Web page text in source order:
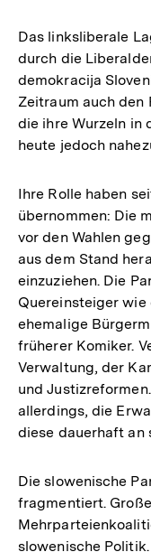
Das linksliberale
durch die
demokracija
Zeitraum auch den
die ihre Wurzeln in
heute jedoch
Ihre Rolle haben
übernommen: Die
vor den Wahlen
aus dem Stand
einzuziehen. Die
Quereinsteiger
ehemalige
früherer Komiker.
Verwaltung, der
und
allerdings, die
diese dauerhaft an
Die slowenische
fragmentiert.
slowenische